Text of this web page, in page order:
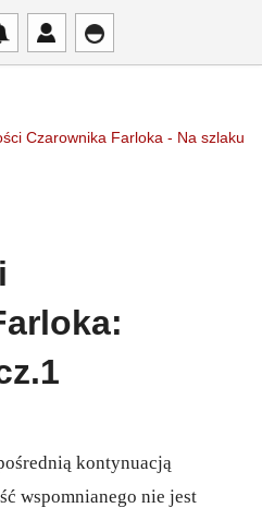
Czarownika Farloka - Na szlaku
kontynuacją
wspomnianego nie jest